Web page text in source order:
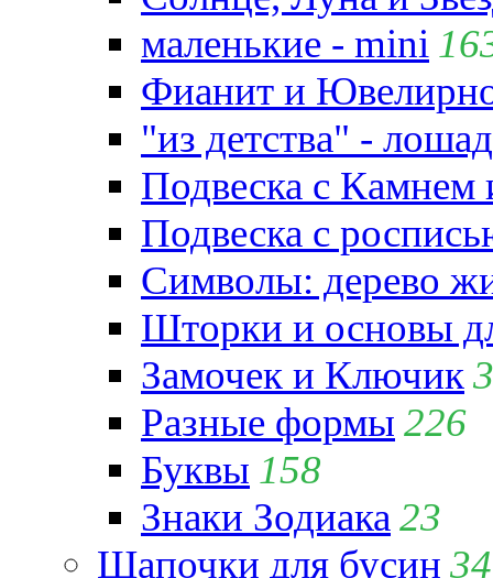
маленькие - mini
Фианит и
"из детства" -
Подвеска с
Подвеска с
Символы: дерево
Шторки и основы
Замочек и Ключик
Разные формы 226
Буквы 158
Знаки Зодиака 23
Шапочки для бусин 34